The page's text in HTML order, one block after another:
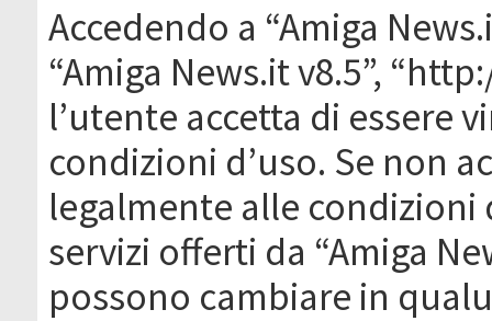
Accedendo a “Amiga
“Amiga News.it v8.5”,
l’utente accetta di essere
condizioni d’uso. Se non
legalmente alle condizioni
servizi offerti da “Amiga
possono cambiare in